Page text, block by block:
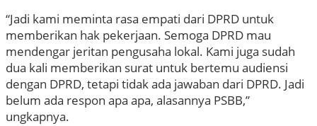
“Jadi kami meminta rasa empati dari DPRD untuk
memberikan hak pekerjaan. Semoga DPRD mau
mendengar jeritan pengusaha lokal. Kami juga sudah
dua kali memberikan surat untuk bertemu audiensi
dengan DPRD, tetapi tidak ada jawaban dari DPRD. Jadi
belum ada respon apa apa, alasannya PSBB,”
ungkapnya.